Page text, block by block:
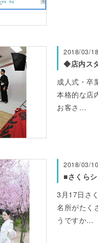
2018/03/18
◆店内ス
成人式・卒
本格的な店
お客さ…
2018/03/10
■さくら
3月17日さ
名所がたく
うですか…